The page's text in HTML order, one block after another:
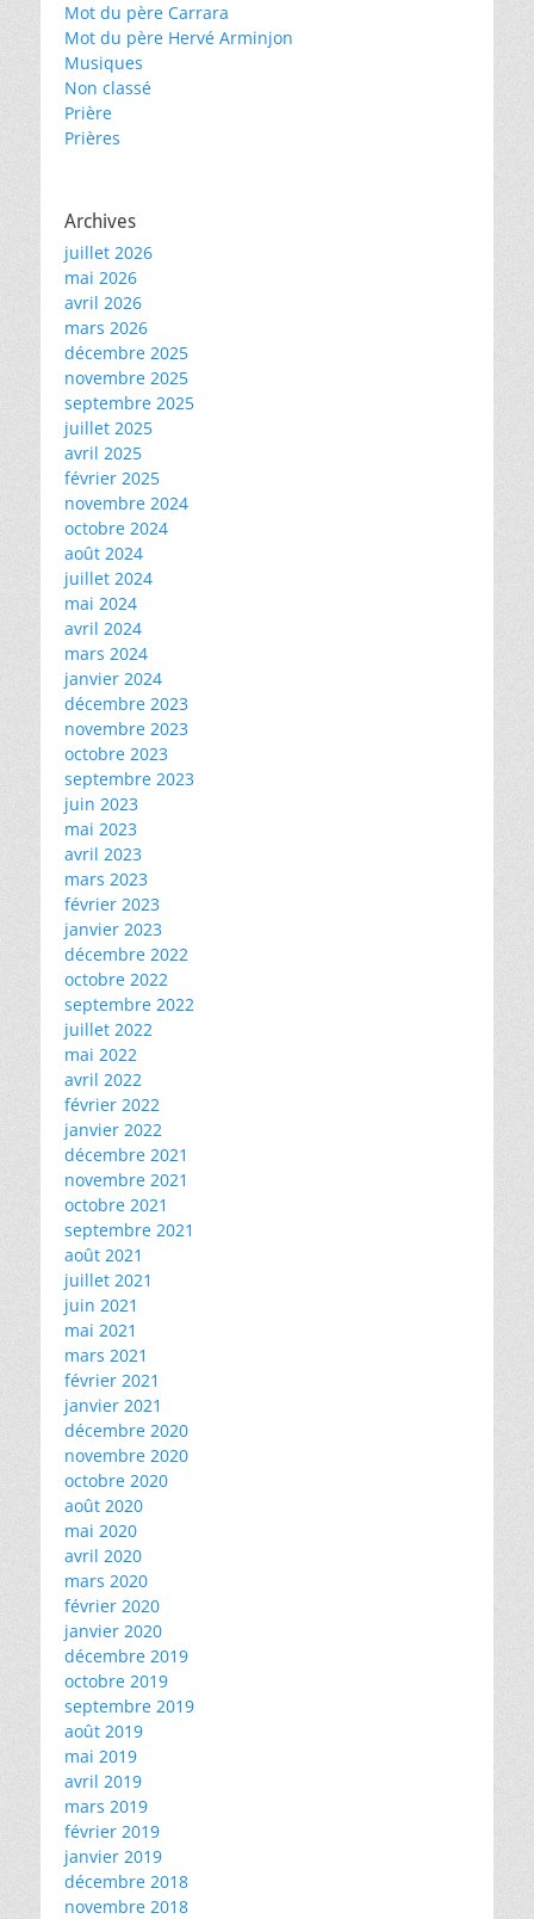
Mot du père Carrara
Mot du père Hervé Arminjon
Musiques
Non classé
Prière
Prières
Archives
juillet 2026
mai 2026
avril 2026
mars 2026
décembre 2025
novembre 2025
septembre 2025
juillet 2025
avril 2025
février 2025
novembre 2024
octobre 2024
août 2024
juillet 2024
mai 2024
avril 2024
mars 2024
janvier 2024
décembre 2023
novembre 2023
octobre 2023
septembre 2023
juin 2023
mai 2023
avril 2023
mars 2023
février 2023
janvier 2023
décembre 2022
octobre 2022
septembre 2022
juillet 2022
mai 2022
avril 2022
février 2022
janvier 2022
décembre 2021
novembre 2021
octobre 2021
septembre 2021
août 2021
juillet 2021
juin 2021
mai 2021
mars 2021
février 2021
janvier 2021
décembre 2020
novembre 2020
octobre 2020
août 2020
mai 2020
avril 2020
mars 2020
février 2020
janvier 2020
décembre 2019
octobre 2019
septembre 2019
août 2019
mai 2019
avril 2019
mars 2019
février 2019
janvier 2019
décembre 2018
novembre 2018